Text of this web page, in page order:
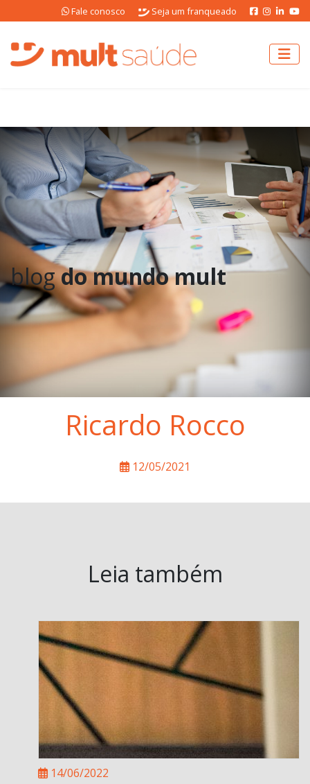
Fale conosco Seja um franqueado
blogdo mundo mult
Ricardo Rocco
12/05/2021
Leia também
14/06/2022